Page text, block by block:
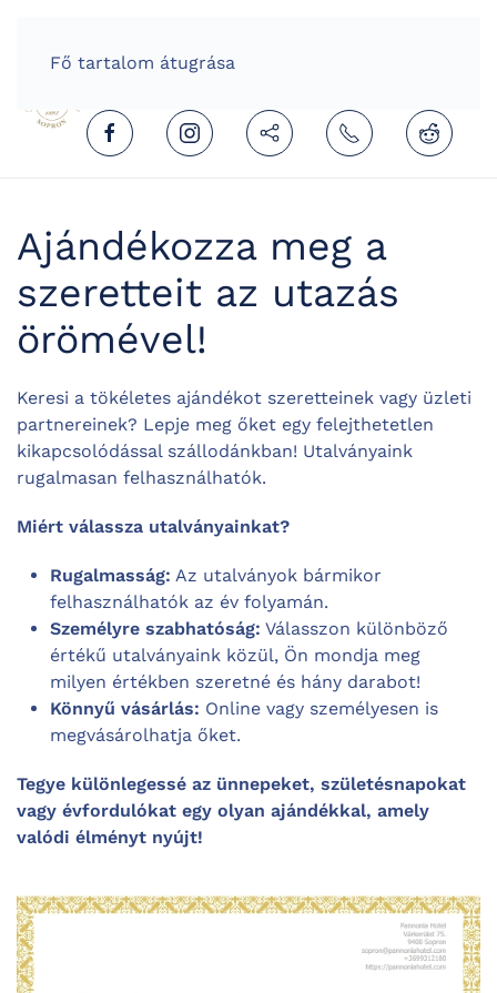
Fő tartalom átugrása
Ajándékozza meg a
szeretteit az utazás
örömével!
Keresi a tökéletes ajándékot szeretteinek vagy üzleti
partnereinek? Lepje meg őket egy felejthetetlen
kikapcsolódással szállodánkban! Utalványaink
rugalmasan felhasználhatók.
Miért válassza utalványainkat?
Rugalmasság: Az utalványok bármikor
felhasználhatók az év folyamán.
Személyre szabhatóság: Válasszon különböző
értékű utalványaink közül, Ön mondja meg
milyen értékben szeretné és hány darabot!
Könnyű vásárlás: Online vagy személyesen is
megvásárolhatja őket.
Tegye különlegessé az ünnepeket, születésnapokat
vagy évfordulókat egy olyan ajándékkal, amely
valódi élményt nyújt!